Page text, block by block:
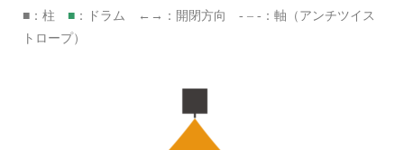
■：柱 ■ ：ドラム ←→：開閉方向 - – -：軸（アンチツイス
トロープ）